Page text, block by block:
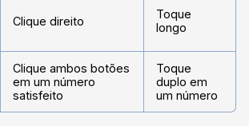
Clique direito
Toque
longo
Clique ambos botões
em um número
satisfeito
Toque
duplo em
um número